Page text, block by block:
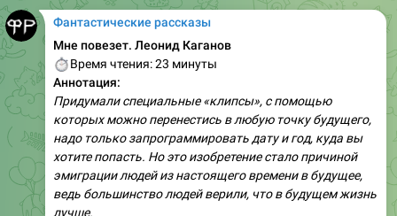
Фантастические рассказы
Мне повезет. Леонид Каганов
Время чтения: 23 минуты
Аннотация:
Придумали специальные «клипсы», с помощью
которых можно перенестись в любую точку будущего,
надо только запрограммировать дату и год, куда вы
хотите попасть. Но это изобретение стало причиной
эмиграции людей из настоящего времени в будущее,
ведь большинство людей верили, что в будущем жизнь
лучше.